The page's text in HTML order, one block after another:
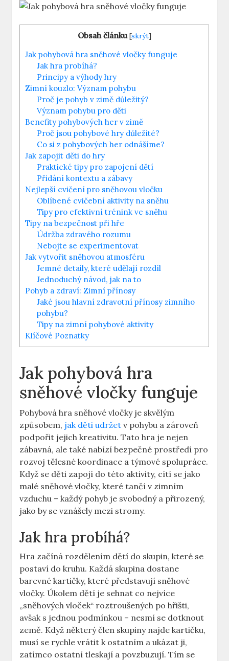
Obsah článku [skrýt]
Jak pohybová hra sněhové vločky funguje
Jak hra probíhá?
Principy a výhody​ hry
Zimní kouzlo: Význam pohybu
Proč ⁤je pohyb⁤ v zimě důležitý?
Význam pohybu pro ⁤děti
Benefity pohybových her v ⁢zimě
Proč ‌jsou ⁢pohybové hry důležité?
Co si z pohybových ​her ⁣odnášíme?
Jak zapojit děti⁢ do hry
Praktické tipy pro zapojení dětí
Přidání‌ kontextu a⁢ zábavy
Nejlepší cvičení pro sněhovou‍ vločku
Oblíbené cvičební aktivity na sněhu
Tipy ​pro efektivní trénink ve sněhu
Tipy na​ bezpečnost při hře
Údržba ‍zdravého rozumu
Nebojte⁤ se experimentovat
Jak vytvořit⁣ sněhovou‍ atmosféru
Jemné detaily,⁢ které udělají rozdíl
Jednoduchý návod, jak na‌ to
Pohyb a zdraví: Zimní ‌přínosy
Jaké jsou hlavní ⁣zdravotní přínosy zimního⁢
pohybu?
Tipy na zimní pohybové ⁣aktivity
Klíčové Poznatky
Jak pohybová hra
sněhové vločky funguje
Pohybová hra sněhové vločky je skvělým
způsobem, jak děti udržet v pohybu ​a zároveň
podpořit ⁢jejich⁣ kreativitu. Tato ⁣hra je nejen
zábavná, ale také nabízí‍ bezpečné prostředí pro‍
rozvoj tělesné koordinace a týmové spolupráce.
Když se děti ⁣zapojí do ‍této​ aktivity, ‌cítí se jako‍
malé sněhové vločky, které⁤ tančí v zimním
vzduchu – každý pohyb‌ je svobodný a​ přirozený,
jako‍ by se vznášely mezi stromy.
Jak hra probíhá?
Hra začíná rozdělením dětí do skupin, které se
postaví do kruhu. Každá ‌skupina⁢ dostane
barevné kartičky, které představují​ sněhové
‌vločky.⁢ Úkolem dětí je​ sehnat co nejvíce
„sněhových vloček“ roztroušených po hřišti,
avšak s jednou⁣ podmínkou – nesmí se ⁣dotknout
země. Když některý​ člen‌ skupiny najde‍ kartičku,
⁤musí se rychle vrátit k ostatním a ukázat ji,
zatímco‍ ostatní tleskají a povzbuzují. Tím se⁤